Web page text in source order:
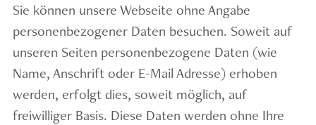
Sie können unsere Webseite ohne Angabe
personenbezogener Daten besuchen. Soweit auf
unseren Seiten personenbezogene Daten (wie
Name, Anschrift oder E-Mail Adresse) erhoben
werden, erfolgt dies, soweit möglich, auf
freiwilliger Basis. Diese Daten werden ohne Ihre